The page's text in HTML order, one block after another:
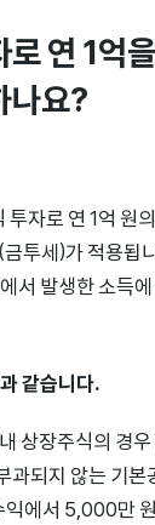
연 1억
나요?
자로 연 1억 원
투세)가 적용됩
서 발생한 소득
같습니다.
상장주식의 경
과되지 않는 기
익에서 5,000만